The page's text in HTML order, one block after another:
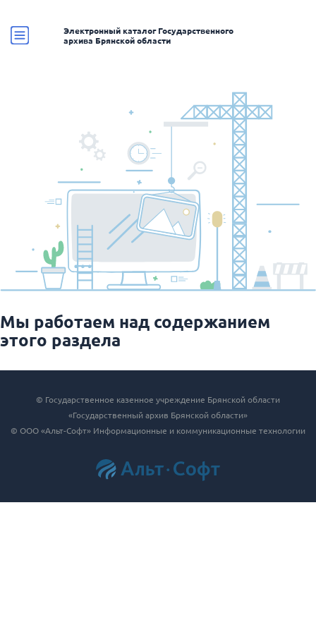
Электронный каталог Государственного
архива Брянской области
Мы работаем над содержанием
этого раздела
© Государственное казенное учреждение Брянской области
«Государственный архив Брянской области»
© ООО «Альт-Софт» Информационные и коммуникационные технологии